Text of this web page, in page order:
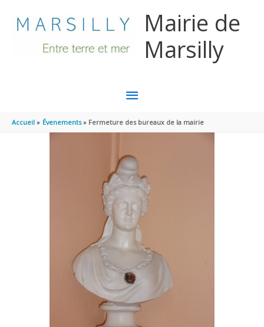
Mairie de
Marsilly
MENU
PRINCIPAL
Accueil Évenements Fermeture des bureaux de la mairie